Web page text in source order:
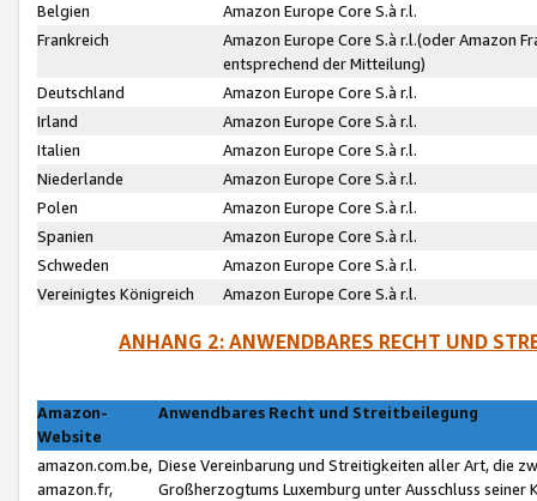
Belgien
Amazon Europe Core S.à r.l.
Frankreich
Amazon Europe Core S.à r.l.(oder Amazon
entsprechend der Mitteilung)
Deutschland
Amazon Europe Core S.à r.l.
Irland
Amazon Europe Core S.à r.l.
Italien
Amazon Europe Core S.à r.l.
Niederlande
Amazon Europe Core S.à r.l.
Polen
Amazon Europe Core S.à r.l.
Spanien
Amazon Europe Core S.à r.l.
Schweden
Amazon Europe Core S.à r.l.
Vereinigtes Königreich
Amazon Europe Core S.à r.l.
ANHANG 2: ANWENDBARES RECHT UND
Amazon-
Website
Anwendbares Recht und Streitbeilegung
amazon.com.be,
amazon.fr,
Diese Vereinbarung und Streitigkeiten aller Art, die
Großherzogtums Luxemburg unter Ausschluss